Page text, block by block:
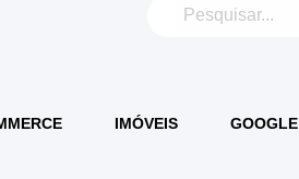
IMÓVEIS GOOGLE